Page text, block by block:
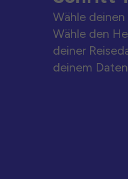
Wähle
Wähle den
deiner
deinem